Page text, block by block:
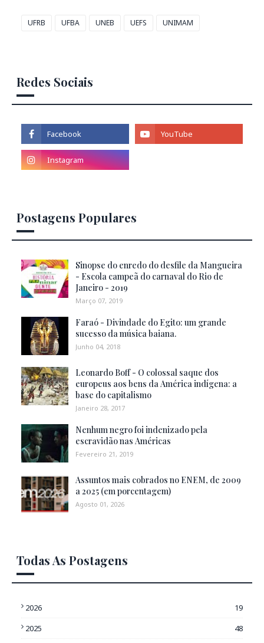
UFRB UFBA UNEB UEFS UNIMAM
Redes Sociais
Postagens Populares
Sinopse do enredo do desfile da Mangueira
- Escola campeã do carnaval do Rio de
Janeiro - 2019
Março 07, 2019
Faraó - Divindade do Egito: um grande
sucesso da música baiana.
Junho 04, 2018
Leonardo Boff - O colossal saque dos
europeus aos bens da América indígena: a
base do capitalismo
Janeiro 28, 2017
Nenhum negro foi indenizado pela
escravidão nas Américas
Fevereiro 21, 2019
Assuntos mais cobrados no ENEM, de 2009
a 2025 (em porcentagem)
Agosto 01, 2026
Todas As Postagens
2026
19
2025
48